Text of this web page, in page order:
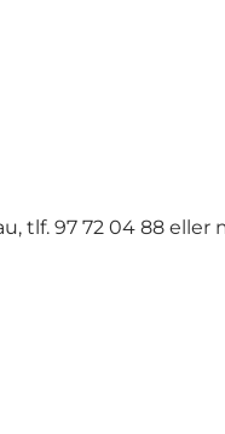
tlf. 97 72 04 88 eller